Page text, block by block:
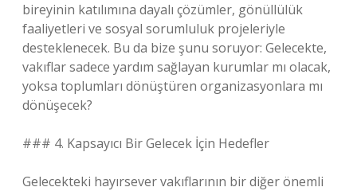
bireyinin katılımına dayalı çözümler, gönüllülük
faaliyetleri ve sosyal sorumluluk projeleriyle
desteklenecek. Bu da bize şunu soruyor: Gelecekte,
vakıflar sadece yardım sağlayan kurumlar mı olacak,
yoksa toplumları dönüştüren organizasyonlara mı
dönüşecek?
### 4. Kapsayıcı Bir Gelecek İçin Hedefler
Gelecekteki hayırsever vakıflarının bir diğer önemli